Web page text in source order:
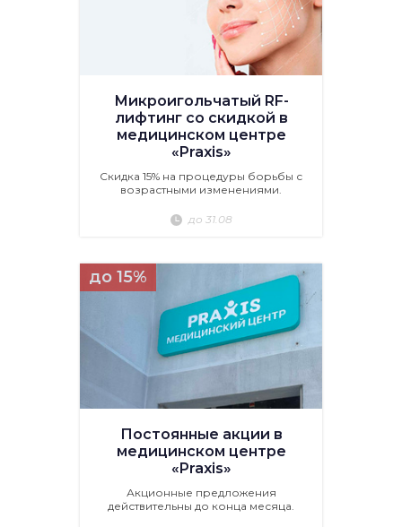
Микроигольчатый RF-
лифтинг со скидкой в
медицинском центре
«Praxis»
Скидка 15% на процедуры борьбы с
возрастными изменениями.
до 31.08
до 15%
Постоянные акции в
медицинском центре
«Praxis»
Акционные предложения
действительны до конца месяца.